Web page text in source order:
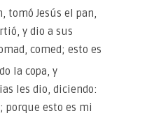
tomó Jesús el pan,
y dio a sus
comed; esto es
la copa, y
les dio, diciendo:
porque esto es mi